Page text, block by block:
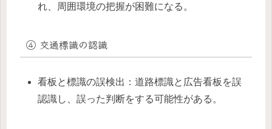
れ、周囲環境の把握が困難になる。
④ 交通標識の認識
看板と標識の誤検出：道路標識と広告看板を誤
認識し、誤った判断をする可能性がある。